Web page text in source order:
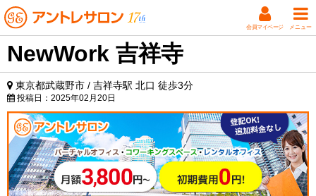
会員マイページ メニュー
NewWork 吉祥寺
東京都武蔵野市 / 吉祥寺駅 北口 徒歩3分
投稿日： 2025年02月20日